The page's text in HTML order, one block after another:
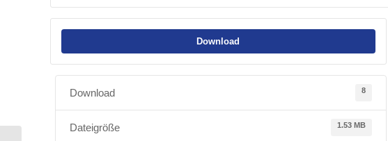
Download
Download 8
Dateigröße 1.53 MB